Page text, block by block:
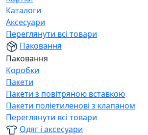
Каталоги
Аксесуари
Переглянути всі товари
Паковання
Паковання
Коробки
Пакети
Пакети з повітряною вставкою
Пакети поліетиленові з клапаном
Переглянути всі товари
Одяг і аксесуари